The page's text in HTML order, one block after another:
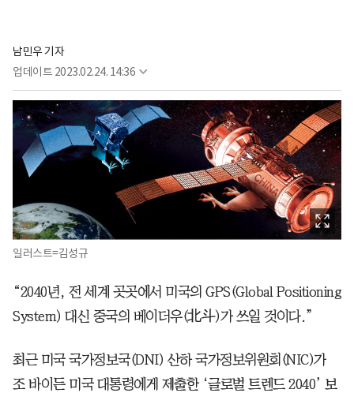
남민우 기자
업데이트 2023.02.24. 14:36
일러스트=김성규
“2040년, 전 세계 곳곳에서 미국의 GPS(Global Positioning
System) 대신 중국의 베이더우(北斗)가 쓰일 것이다.”
최근 미국 국가정보국(DNI) 산하 국가정보위원회(NIC)가
조 바이든 미국 대통령에게 제출한 ‘글로벌 트렌드 2040’ 보